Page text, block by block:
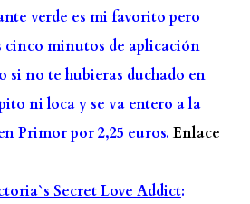
verde es mi favorito pero
cinco minutos de aplicación
si no te hubieras duchado en
ni loca y se va entero a la
Primor por 2,25 euros. Enlace
Secret Love Addict: